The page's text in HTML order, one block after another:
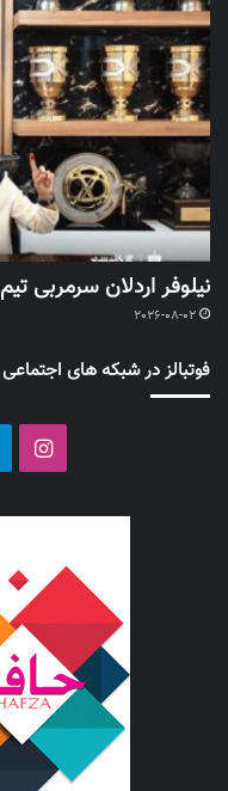
نیلوفر اردلان سرمربی
2026-08-02
فوتبالز در شبکه های اجتماعی